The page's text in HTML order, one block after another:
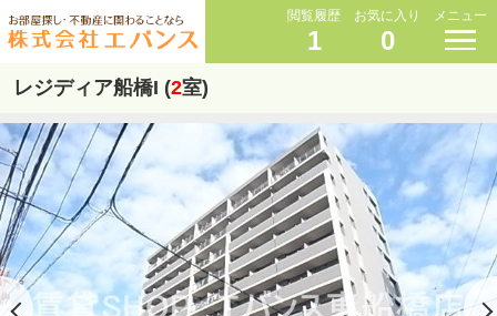
閲覧履歴
1
お気に入り
0
メニュー
レジディア船橋I (2室)